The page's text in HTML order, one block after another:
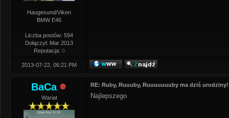
Haugesund/Viken
BMW E46
Liczba postów: 594
Dołączył: Mar 2013
Reputacja: 0
2013-07-22, 06:21 PM
BaCa
Wariat
RE: Ruby, Ruuuby, Ruuuuuuuby ma dziś
Najlepszego